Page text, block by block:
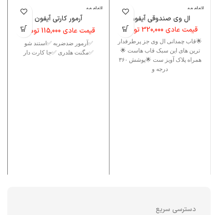
اتمام مو
ال وی صندوقی آیفون
قیمت عادی320,000 تومان
🌟قاب چمدانی ال وی جز پرطرفدار
ترین های این سبک قاب هاست 🌟
همراه پلاک آویز ست 🌟پوشش ۳۶۰
درجه و
اتمام مو
آرمور کارتی آیفون
قیمت عادی115,000 تومان
✅آرمور ضدضربه ✅استند شو
✅مگنت هلدری ✅جا کارت دار
دسترسی سریع